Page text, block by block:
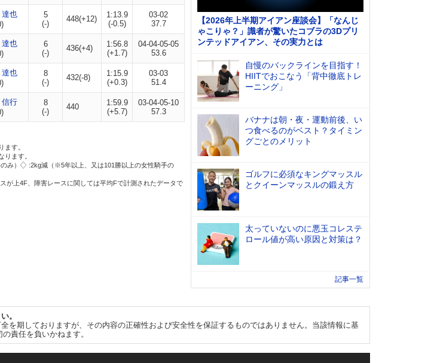
達也
5
(-)
448(+12)
1:13.9
(-0.5)
03-02
37.7
達也
6
(-)
436(+4)
1:56.8
(+1.7)
04-04-05-05
53.6
達也
8
(-)
432(-8)
1:15.9
(+0.3)
03-03
51.4
信行
8
(-)
440
1:59.9
(+5.7)
03-04-05-10
57.3
す。
ます。
み）
:2kg減（※5年以上、又は101勝以上の女性騎手の
が上4F、障害レースに関しては平均Fで計測されたデータで
【2026年上半期アイアン座談会】「なんじ
ゃこりゃ？」識者が驚いたコブラの3Dプリ
ンテッドアイアン、その実力とは
自慢のバックラインを目指す！
HIITでおこなう「背中徹底トレ
ーニング」
バナナは朝・夜・運動前後、い
つ食べるのがベスト？タイミン
グごとのメリット
ゴルフに必須なキングマッスル
とクイーンマッスルの鍛え方
太っていないのに悪玉コレステ
ロール値が高い原因と対策は？
記事一覧
。
を期しておりますが、その内容の正確性および安全性を保証するものではありません。当該情報に基
責任を負いかねます。